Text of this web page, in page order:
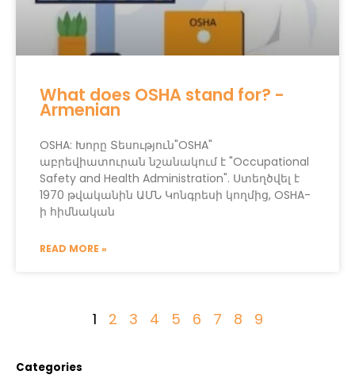
What does OSHA stand for? -
Armenian
OSHA: Խորը Տեսություն"OSHA"
աբրեվիատուրան նշանակում է "Occupational
Safety and Health Administration". Ստեղծվել է
1970 թվականին ԱՄՆ Կոնգրեսի կողմից, OSHA-
ի հիմնական
READ MORE »
1 2 3 4 5 6 7 8 9
Categories